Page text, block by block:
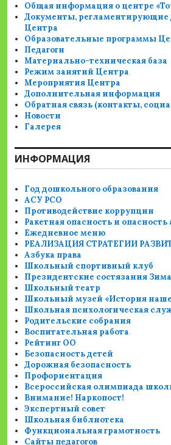
Общая информация о центре
Документы, регламентирующие
Центра
Образовательные программы
Педагоги
Материально-техническая база
Режим занятий Центра
Мероприятия Центра
Дополнительная информация
Обратная связь (контакты,
Новости
Галерея
ИНФОРМАЦИЯ
Год дошкольного образования
АСУ РСО
Противодействие коррупции
Ракетная опасность и
Ежедневное меню
РЕАЛИЗАЦИЯ СТРАТЕГИИ
Азбука права
Школьный спортивный клуб
Президентские состязания
Школьный театр
Школьный музей «История
Школьная психологическая
Родительские собрания
Воспитательная работа
Рейтинг ОО
Безопасность детей
Дорожная безопасность
Профориентация
Всероссийская олимпиада
Внимание! Наркопост!
Экспертный совет
Школьная библиотека
Функциональная грамотность
Сайты педагогов